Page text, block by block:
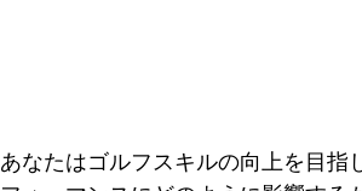
あなたはゴルフスキルの向上を目指